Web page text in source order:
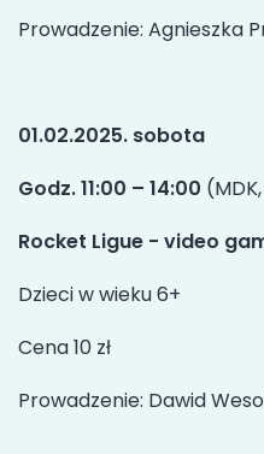
Prowadzenie: Agnieszka
01.02.2025. sobota
Godz. 11:00 – 14:00
Rocket Ligue - video
Dzieci w wieku 6+
Cena 10 zł
Prowadzenie: Dawid